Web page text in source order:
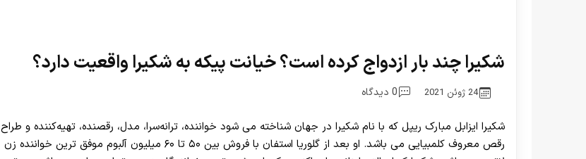
شکیرا چند بار ازدواج کرده است؟ خیانت پیکه به شکیرا واقعیت دارد؟
24 ژوئن 2021 0 دیدگاه
شکیرا ایزابل مبارک ریپل که با نام شکیرا در جهان شناخته می شود خواننده، ترانه‌سرا، مدل، رقصنده، تهیه‌کننده و طراح
رقص معروف کلمبیایی می باشد. او بعد از گلوریا استفان با فروش بین ۵۰ تا ۶۰ میلیون آلبوم موفق ترین خواننده زن